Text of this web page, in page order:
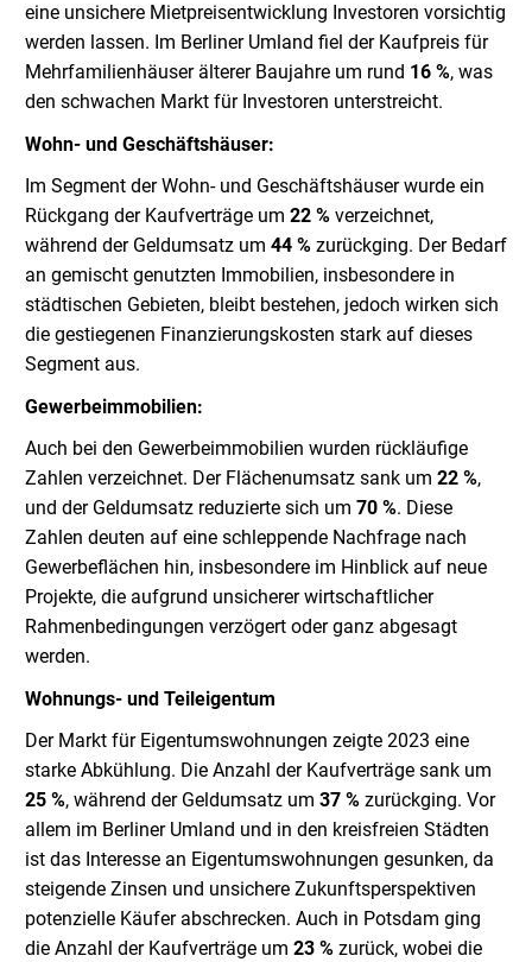
eine unsichere Mietpreisentwicklung Investoren vorsichtig
werden lassen. Im Berliner Umland fiel der Kaufpreis für
Mehrfamilienhäuser älterer Baujahre um rund 16 %, was
den schwachen Markt für Investoren unterstreicht.
Wohn- und Geschäftshäuser:
Im Segment der Wohn- und Geschäftshäuser wurde ein
Rückgang der Kaufverträge um 22 % verzeichnet,
während der Geldumsatz um 44 % zurückging. Der Bedarf
an gemischt genutzten Immobilien, insbesondere in
städtischen Gebieten, bleibt bestehen, jedoch wirken sich
die gestiegenen Finanzierungskosten stark auf dieses
Segment aus.
Gewerbeimmobilien:
Auch bei den Gewerbeimmobilien wurden rückläufige
Zahlen verzeichnet. Der Flächenumsatz sank um 22 %,
und der Geldumsatz reduzierte sich um 70 %. Diese
Zahlen deuten auf eine schleppende Nachfrage nach
Gewerbeflächen hin, insbesondere im Hinblick auf neue
Projekte, die aufgrund unsicherer wirtschaftlicher
Rahmenbedingungen verzögert oder ganz abgesagt
werden.
Wohnungs- und Teileigentum
Der Markt für Eigentumswohnungen zeigte 2023 eine
starke Abkühlung. Die Anzahl der Kaufverträge sank um
25 %, während der Geldumsatz um 37 % zurückging. Vor
allem im Berliner Umland und in den kreisfreien Städten
ist das Interesse an Eigentumswohnungen gesunken, da
steigende Zinsen und unsichere Zukunftsperspektiven
potenzielle Käufer abschrecken. Auch in Potsdam ging
die Anzahl der Kaufverträge um 23 % zurück, wobei die